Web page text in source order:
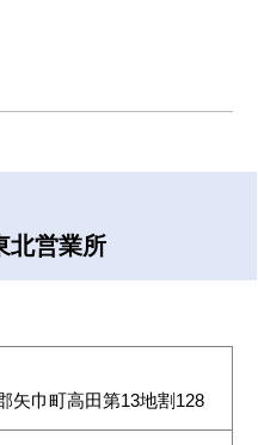
北営業所
矢巾町高田第13地割128